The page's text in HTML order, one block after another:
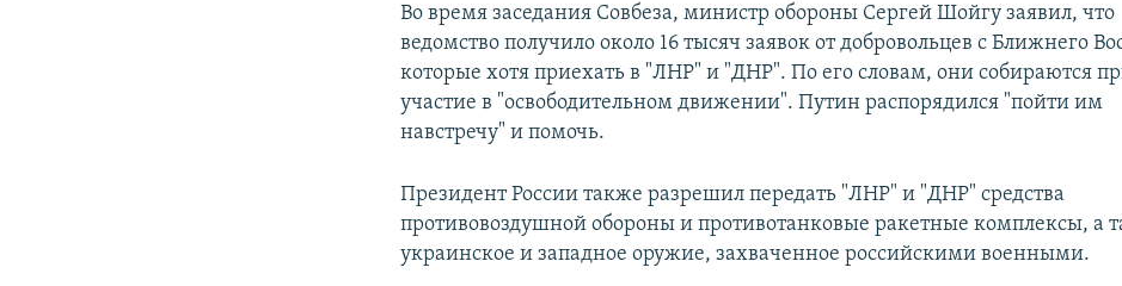
Во время заседания Совбеза, министр обороны Сергей Шойгу заявил, что
ведомство получило около 16 тысяч заявок от добровольцев с Ближнего
которые хотя приехать в "ЛНР" и "ДНР". По его словам, они собираются
участие в "освободительном движении". Путин распорядился "пойти им
навстречу" и помочь.
Президент России также разрешил передать "ЛНР" и "ДНР" средства
противовоздушной обороны и противотанковые ракетные комплексы, а
украинское и западное оружие, захваченное российскими военными.